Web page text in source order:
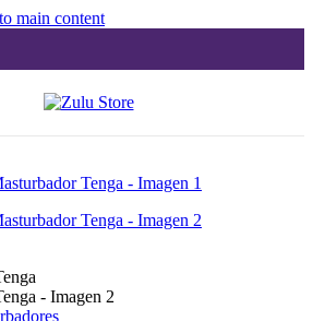
main content